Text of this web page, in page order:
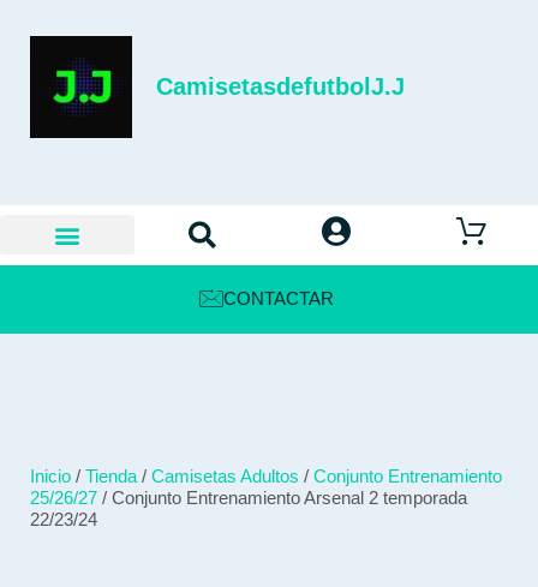
CamisetasdefutbolJ.J
CONTACTAR
Inicio / Tienda / Camisetas Adultos / Conjunto Entrenamiento
25/26/27 / Conjunto Entrenamiento Arsenal 2 temporada
22/23/24